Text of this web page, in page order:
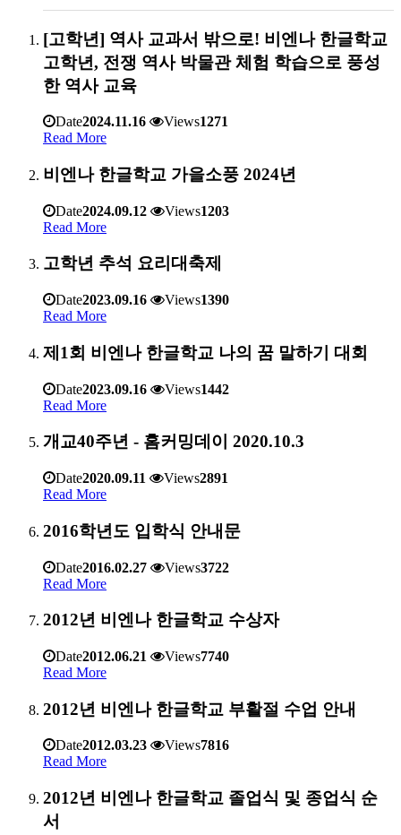
[고학년] 역사 교과서 밖으로! 비엔나 한글학교
고학년, 전쟁 역사 박물관 체험 학습으로 풍성
한 역사 교육
Date2024.11.16 Views1271
Read More
비엔나 한글학교 가을소풍 2024년
Date2024.09.12 Views1203
Read More
고학년 추석 요리대축제
Date2023.09.16 Views1390
Read More
제1회 비엔나 한글학교 나의 꿈 말하기 대회
Date2023.09.16 Views1442
Read More
개교40주년 - 홈커밍데이 2020.10.3
Date2020.09.11 Views2891
Read More
2016학년도 입학식 안내문
Date2016.02.27 Views3722
Read More
2012년 비엔나 한글학교 수상자
Date2012.06.21 Views7740
Read More
2012년 비엔나 한글학교 부활절 수업 안내
Date2012.03.23 Views7816
Read More
2012년 비엔나 한글학교 졸업식 및 종업식 순
서